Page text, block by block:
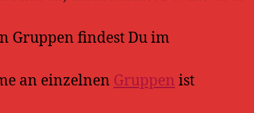
Gruppen findest Du im
an einzelnen Gruppen ist